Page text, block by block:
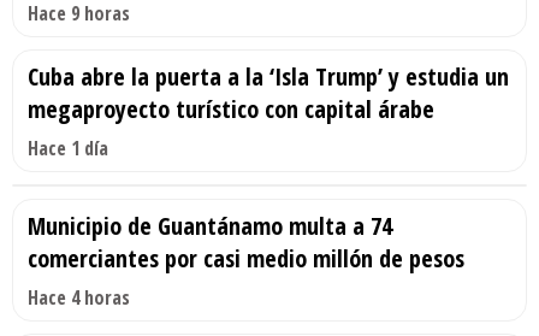
Hace 9 horas
Cuba abre la puerta a la ‘Isla Trump’ y estudia un
megaproyecto turístico con capital árabe
Hace 1 día
Municipio de Guantánamo multa a 74
comerciantes por casi medio millón de pesos
Hace 4 horas